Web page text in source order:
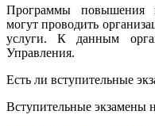
Программы повышения
могут проводить
услуги. К данным
Управления.
Есть ли вступительные
Вступительные экзамены